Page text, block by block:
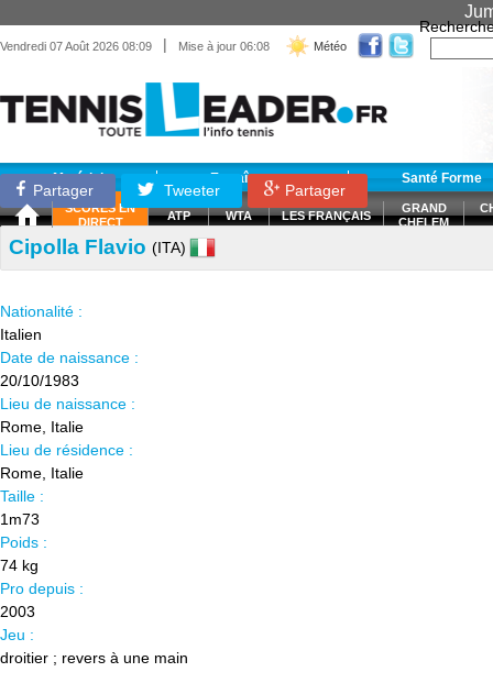
Vendredi 07 Août 2026 08:09 | Mise à jour 06:08 Météo
Matériel Entraînement Santé Forme
SCORES EN
DIRECT
ATP WTA LES FRANÇAIS
GRAND
CHELEM
Partager Tweeter Partager
Cipolla Flavio (ITA)
Nationalité :
Italien
Date de naissance :
20/10/1983
Lieu de naissance :
Rome, Italie
Lieu de résidence :
Rome, Italie
Taille :
1m73
Poids :
74 kg
Pro depuis :
2003
Jeu :
droitier ; revers à une main